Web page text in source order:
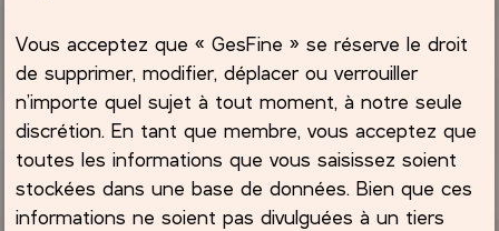
Vous acceptez que « GesFine » se réserve le droit
de supprimer, modifier, déplacer ou verrouiller
n’importe quel sujet à tout moment, à notre seule
discrétion. En tant que membre, vous acceptez que
toutes les informations que vous saisissez soient
stockées dans une base de données. Bien que ces
informations ne soient pas divulguées à un tiers